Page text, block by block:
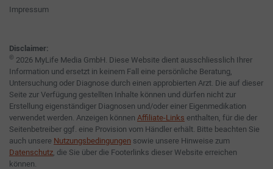
Impressum
Disclaimer:
© 2026 MyLife Media GmbH. Diese Website dient ausschliesslich Ihrer
Information und ersetzt in keinem Fall eine persönliche Beratung,
Untersuchung oder Diagnose durch einen approbierten Arzt. Die auf dieser
Seite zur Verfügung gestellten Inhalte können und dürfen nicht zur
Erstellung eigenständiger Diagnosen und/oder einer Eigenmedikation
verwendet werden. Anzeigen können Affiliate-Links enthalten, für die der
Seitenbetreiber ggf. eine Provision vom Händler erhält. Bitte beachten Sie
auch unsere Nutzungsbedingungen sowie unsere Hinweise zum
Datenschutz, die Sie über die Footerlinks dieser Website erreichen
können.